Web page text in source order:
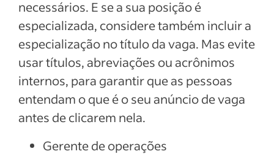
necessários. E se a sua posição é
especializada, considere também incluir a
especialização no título da vaga. Mas evite
usar títulos, abreviações ou acrônimos
internos, para garantir que as pessoas
entendam o que é o seu anúncio de vaga
antes de clicarem nela.
Gerente de operações